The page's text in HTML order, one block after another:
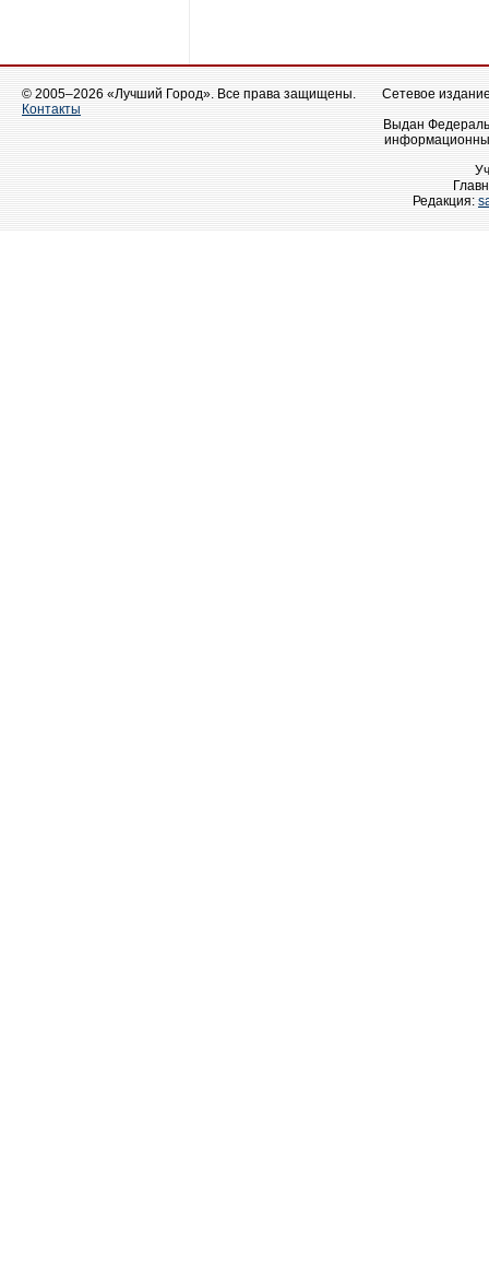
© 2005–2026 «Лучший Город». Все права защищены.
Контакты
Сетевое
Выдан
Редакция: